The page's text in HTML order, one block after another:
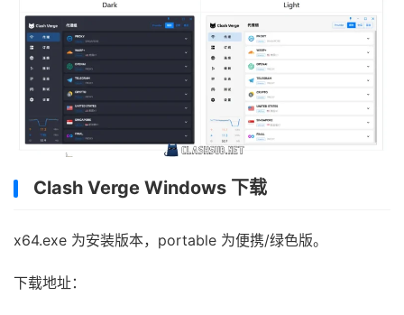
Clash Verge Windows 下载
x64.exe 为安装版本，portable 为便携/绿色版。
下载地址：